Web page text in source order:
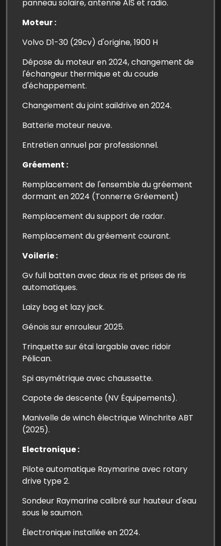
panneau solaire, antenne AIS et radio.
Moteur :
Volvo D1-30 (29cv) d'origine, 1900 H
Dépose du moteur en 2024, changement de
l'échangeur thermique et du coude
d'échappement.
Changement du joint saildrive en 2024.
Batterie moteur neuve.
Entretien annuel par professionnel.
Gréement :
Remplacement de l'ensemble du gréement
dormant en 2024 (Tonnerre Gréement)
Remplacement du support de radar.
Remplacement du gréement courant.
Voilerie :
Gv full batten avec deux ris et prises de ris
automatiques.
Laizy bag et lazy jack.
Génois sur enrouleur 2025.
Trinquette sur étai largable avec ridoir
Pélican.
Spi asymétrique avec chaussette.
Capote de descente (NV Équipements).
Manivelle de winch électrique Winchrite ABT
(2025).
Electronique :
Pilote automatique Raymarine avec rotary
drive type 2.
Sondeur Raymarine calibré sur hauteur d'eau
sous le saumon.
Électronique installée en 2024.